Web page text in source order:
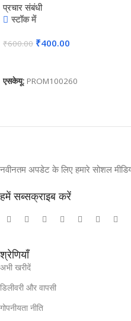
Joining Kit, Corporate, Client
or Dealer Gifting,
JKSR128
प्रचार संबंधी
स्टॉक में
₹600.00 ₹400.00
एसकेयू: PROM100260
नवीनतम अपडेट के लिए हमारे सोशल
हमें सब्सक्राइब करें
श्रेणियाँ
अभी खरीदें
डिलीवरी और वापसी
गोपनीयता नीति